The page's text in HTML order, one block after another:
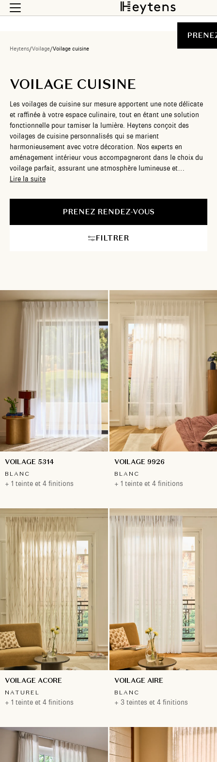
Heytens/Voilage/Voilage cuisine
VOILAGE CUISINE
Les voilages de cuisine sur mesure apportent une note délicate
et raffinée à votre espace culinaire, tout en étant une solution
fonctionnelle pour tamiser la lumière. Heytens conçoit des
voilages de cuisine personnalisés qui se marient
harmonieusement avec votre décoration. Nos experts en
aménagement intérieur vous accompagneront dans le choix du
voilage parfait, assurant une atmosphère lumineuse et
conviviale dans chaque recoin de votre cuisine. Profitez d’un
ambiance unique et accueillante.
Lire la suite
PRENEZ RENDEZ-VOUS
FILTRER
VOILAGE 5314
BLANC
+ 1 teinte et 4 finitions
VOILAGE 9926
BLANC
+ 1 teinte et 4 finitions
VOILAGE ACORE
NATUREL
+ 1 teinte et 4 finitions
VOILAGE AIRE
BLANC
+ 3 teintes et 4 finitions